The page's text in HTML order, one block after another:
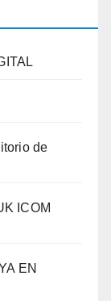
de
ICOM
EN